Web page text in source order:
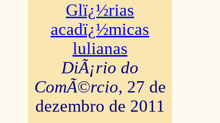
Glï¿½rias
acadï¿½micas
lulianas
DiÃ¡rio do
ComÃ©rcio, 27 de
dezembro de 2011